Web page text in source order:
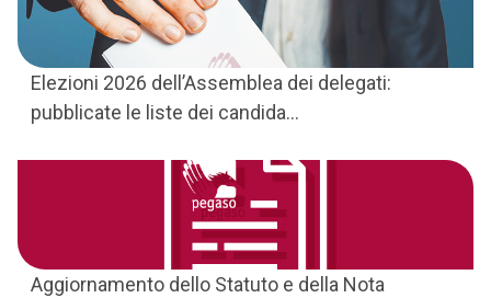
Elezioni 2026 dell’Assemblea dei delegati:
pubblicate le liste dei candida...
Aggiornamento dello Statuto e della Nota